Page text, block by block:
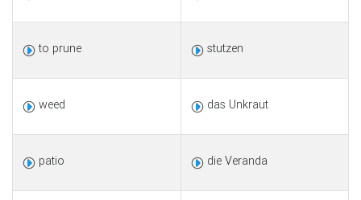
to prune stutzen
weed das Unkraut
patio die Veranda